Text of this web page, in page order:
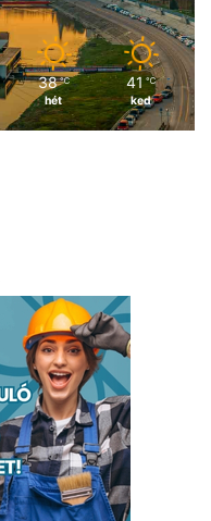
38 ℃
hét
41 ℃
ked